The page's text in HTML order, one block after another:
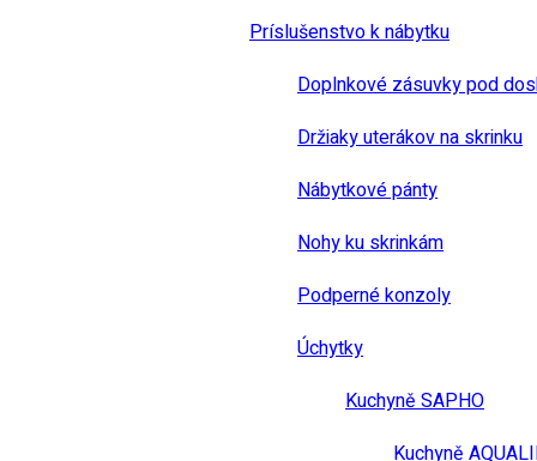
Príslušenstvo k nábytku
Doplnkové zásuvky pod
Držiaky uterákov na skrinku
Nábytkové pánty
Nohy ku skrinkám
Podperné konzoly
Úchytky
Kuchyně SAPHO
Kuchyně